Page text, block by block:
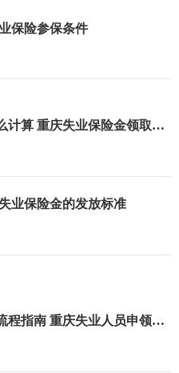
保险参保条件
重庆失业保险金领取期限该怎么计算 重庆失业保险金领取标准
业保险金的发放标准
重庆失业人员申领失业保险金流程指南 重庆失业人员申领失业保险金流程